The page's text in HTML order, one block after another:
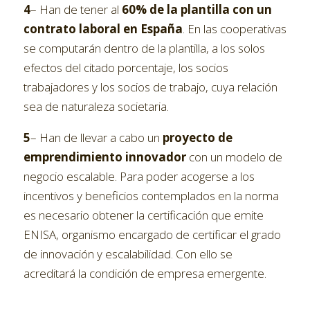
4– Han de tener al 60% de la plantilla con un
contrato laboral en España. En las cooperativas
se computarán dentro de la plantilla, a los solos
efectos del citado porcentaje, los socios
trabajadores y los socios de trabajo, cuya relación
sea de naturaleza societaria.
5– Han de llevar a cabo un proyecto de
emprendimiento innovadorcon un modelo de
negocio escalable. Para poder acogerse a los
incentivos y beneficios contemplados en la norma
es necesario obtener la certificación que emite
ENISA, organismo encargado de certificar el grado
de innovación y escalabilidad. Con ello se
acreditará la condición de empresa emergente.